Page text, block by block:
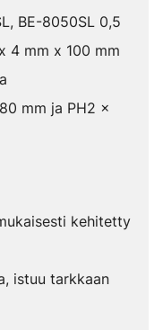
BE-8050SL 0,5
4 mm x 100 mm
mm ja PH2 x
kehitetty
istuu tarkkaan